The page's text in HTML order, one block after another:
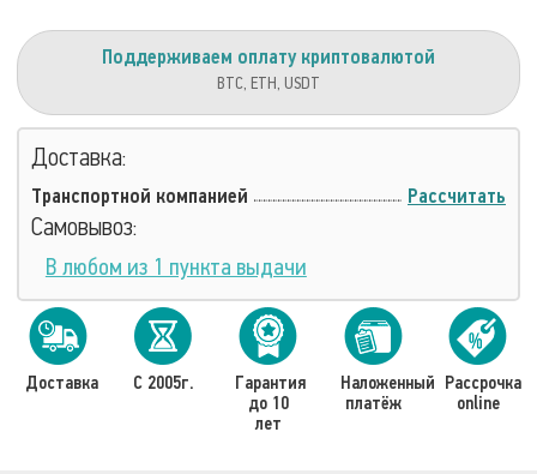
Поддерживаем оплату криптовалютой
BTC, ETH, USDT
Доставка:
Транспортной компанией Рассчитать
Самовывоз:
В любом из 1 пункта выдачи
Доставка С 2005г.
Гарантия
до 10
лет
Наложенный
платёж
Рассрочка
online